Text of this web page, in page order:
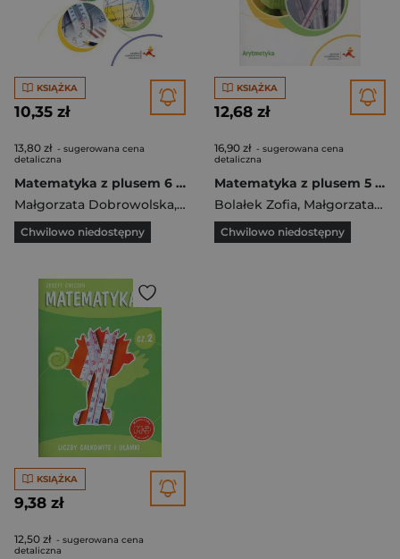
KSIĄŻKA
10,35 zł
13,80 zł - sugerowana cena
detaliczna
Matematyka z plusem 6 Ćwiczenia Wersja C Szkoła podstawowa
Małgorzata Dobrowolska, Bolałek Zofia ,Demby Agnieszka
Chwilowo niedostępny
KSIĄŻKA
12,68 zł
16,90 zł - sugerowana cena
detaliczna
Matematyka z plusem 5 Arytmetyka Wersja B Ćwiczenia Część 1/2wer.B
Bolałek Zofia, Małgorzata Dobrowolska
Chwilowo niedostępny
KSIĄŻKA
9,38 zł
12,50 zł - sugerowana cena
detaliczna